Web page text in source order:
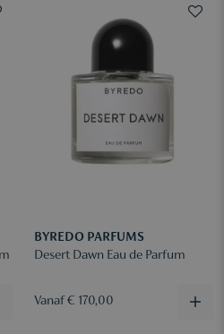
BYREDO PARFUMS
Desert Dawn Eau de Parfum
Vanaf € 170,00